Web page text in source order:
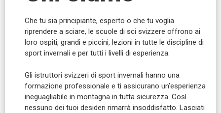
Che tu sia principiante, esperto o che tu voglia
riprendere a sciare, le scuole di sci svizzere offrono ai
loro ospiti, grandi e piccini, lezioni in tutte le discipline di
sport invernali e per tutti i livelli di esperienza.
Gli istruttori svizzeri di sport invernali hanno una
formazione professionale e ti assicurano un’esperienza
ineguagliabile in montagna in tutta sicurezza. Così
nessuno dei tuoi desideri rimarrà insoddisfatto. Lasciati